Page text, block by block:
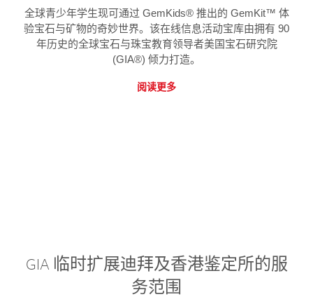
全球青少年学生现可通过 GemKids® 推出的 GemKit™ 体
验宝石与矿物的奇妙世界。该在线信息活动宝库由拥有 90
年历史的全球宝石与珠宝教育领导者美国宝石研究院
(GIA®) 倾力打造。
阅读更多
GIA 临时扩展迪拜及香港鉴定所的服
务范围